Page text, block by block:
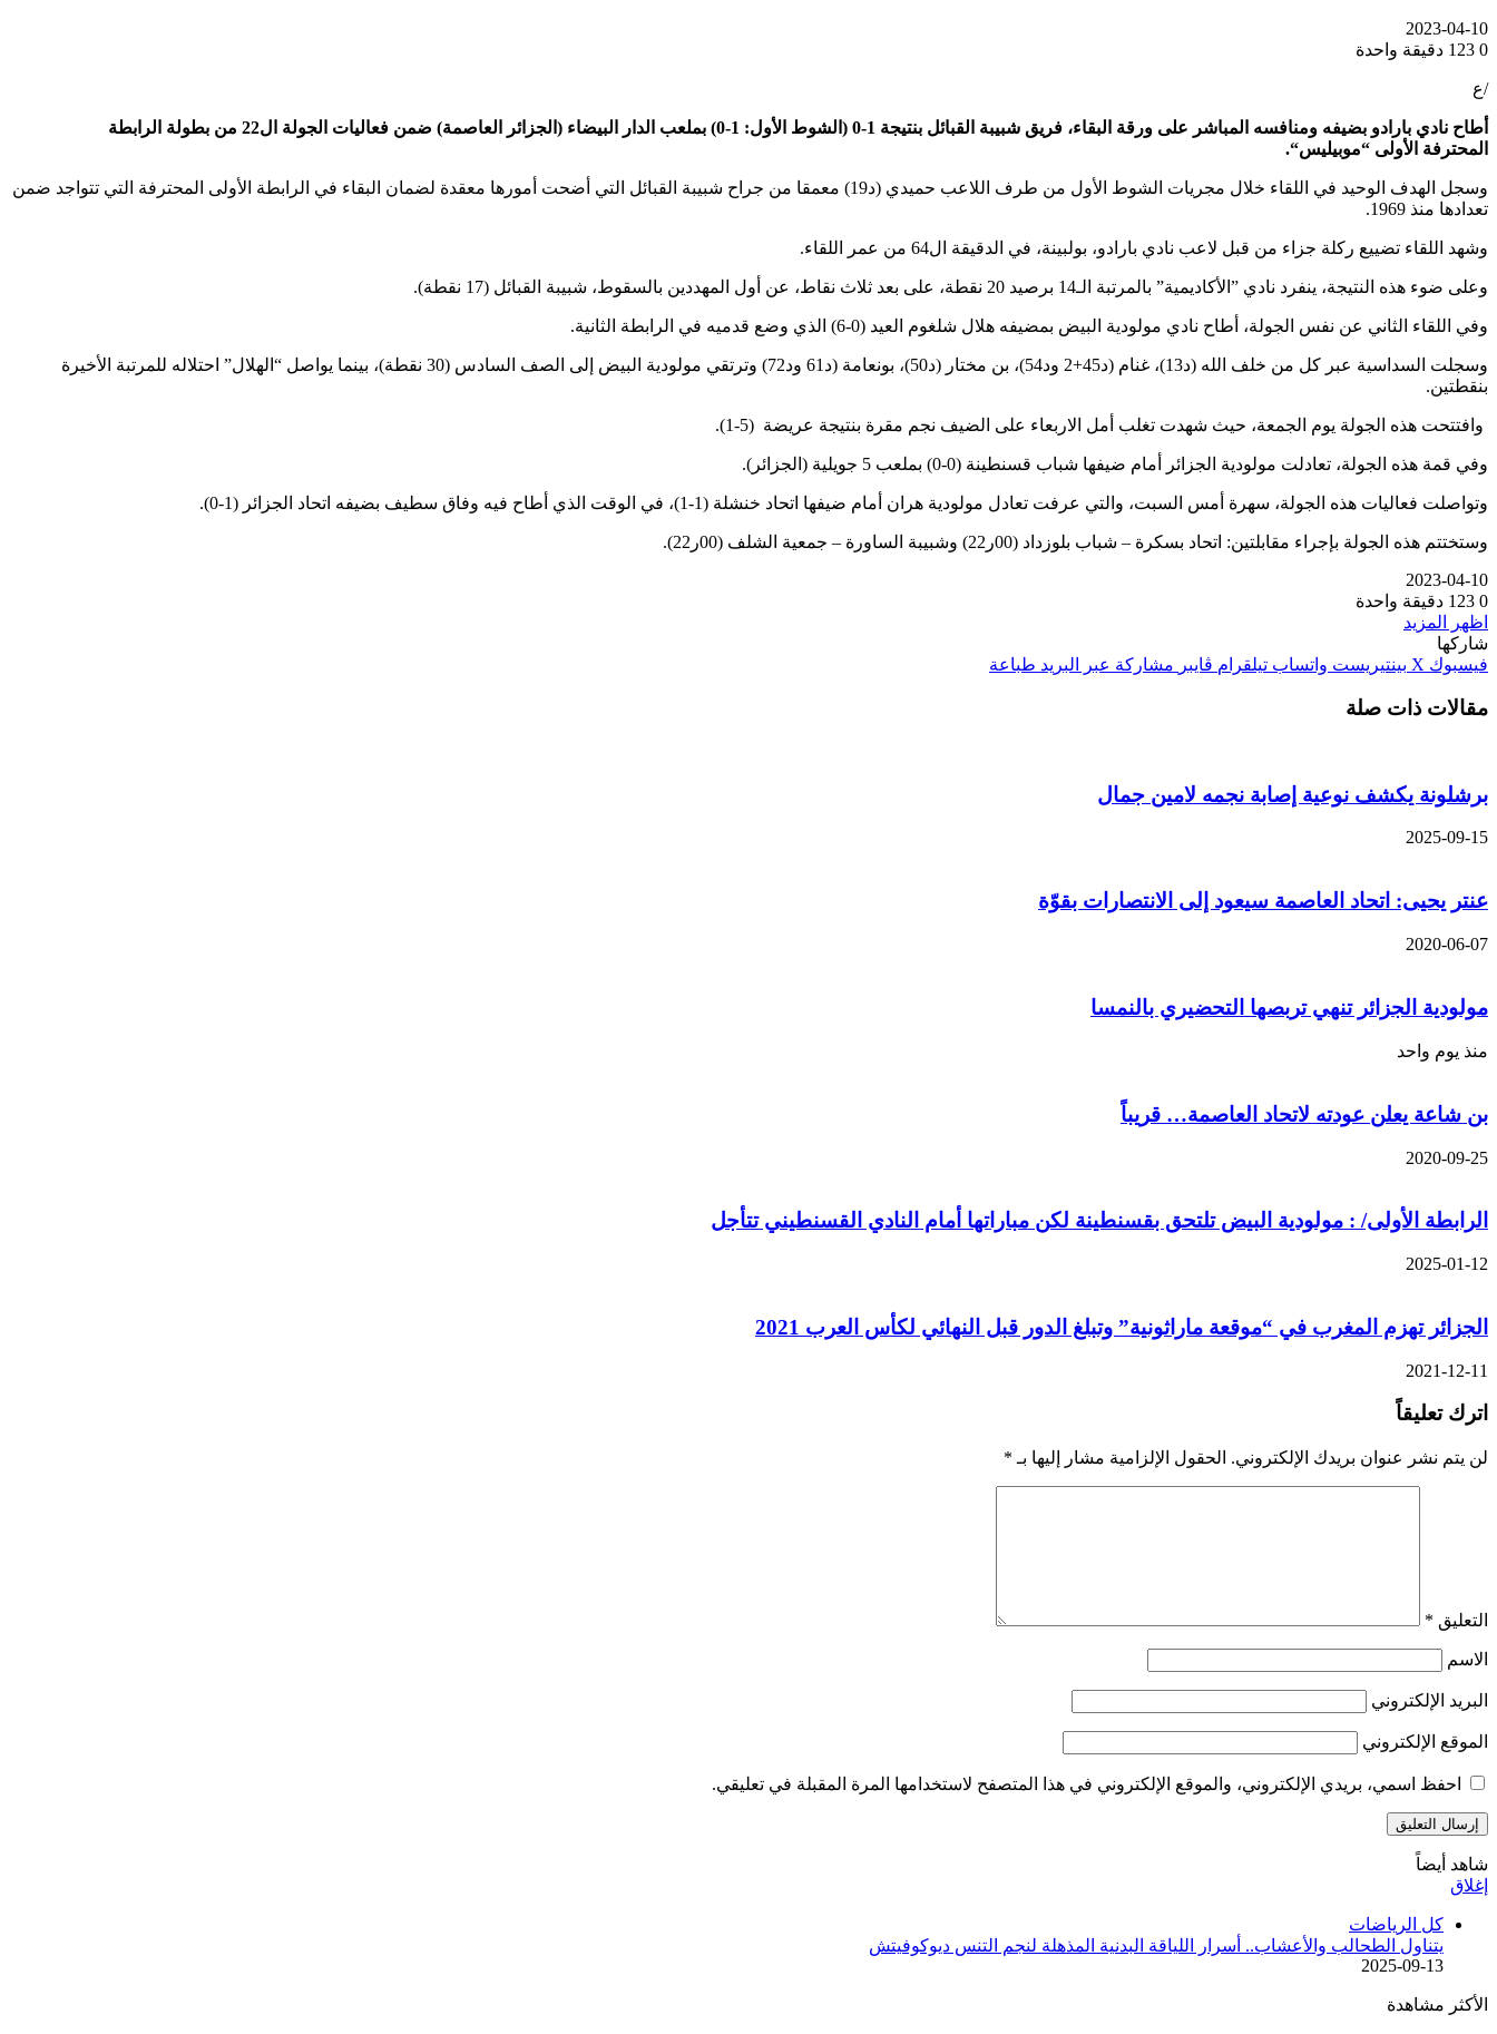
2023-04-10
0
دقيقة واحدة
/ع
أطاح نادي بارادو بضيفه ومنافسه المباشر على ورقة البقاء، فريق شبيبة القبائل بنتيجة 1-0 (الشوط الأول: 1-0) بملعب الدار
البيضاء (الجزائر العاصمة) ضمن فعاليات الجولة ال22 من بطولة الرابطة
المحترفة الأولى “موبيليس“.
وسجل الهدف الوحيد في اللقاء خلال مجريات الشوط الأول من طرف اللاعب حميدي (د19) معمقا من جراح شبيبة القبائل التي أضحت أمورها معقدة لضمان البقاء في الرابطة الأولى المحترفة التي تتواجد ضمن
تعدادها منذ 1969.
وشهد اللقاء تضييع ركلة جزاء من قبل لاعب نادي بارادو، بولبينة، في الدقيقة ال64 من عمر اللقاء.
وعلى ضوء هذه النتيجة، ينفرد نادي ”الأكاديمية” بالمرتبة الـ14 برصيد 20 نقطة، على بعد ثلاث نقاط، عن أول المهددين بالسقوط، شبيبة القبائل (17 نقطة).
وفي اللقاء الثاني عن نفس الجولة، أطاح نادي مولودية البيض بمضيفه هلال شلغوم العيد (0-6) الذي وضع قدميه في الرابطة الثانية.
وسجلت السداسية عبر كل من خلف الله (د13)، غنام (د45+2 ود54)، بن مختار (د50)، بونعامة (د61 ود72) وترتقي مولودية البيض إلى الصف السادس (30 نقطة)، بينما يواصل “الهلال” احتلاله للمرتبة الأخيرة
بنقطتين.
وافتتحت هذه الجولة يوم الجمعة، حيث شهدت تغلب أمل الاربعاء على الضيف نجم مقرة بنتيجة عريضة (5-1).
وفي قمة هذه الجولة، تعادلت مولودية الجزائر أمام ضيفها شباب قسنطينة (0-0) بملعب 5 جويلية (الجزائر).
وتواصلت فعاليات هذه الجولة، سهرة أمس السبت، والتي عرفت تعادل مولودية هران أمام ضيفها اتحاد خنشلة (1-1)، في الوقت الذي أطاح فيه وفاق سطيف بضيفه اتحاد الجزائر (1-0).
وستختتم هذه الجولة بإجراء مقابلتين: اتحاد بسكرة – شباب بلوزداد (00ر22) وشبيبة الساورة – جمعية الشلف (00ر22).
2023-04-10
0
دقيقة واحدة
اظهر المزيد
شاركها
فيسبوك ‫X بينتيريست واتساب تيلقرام ڤايبر مشاركة عبر البريد طباعة
مقالات ذات صلة
برشلونة يكشف نوعية إصابة نجمه لامين جمال
2025-09-15
عنتر يحيى: اتحاد العاصمة سيعود إلى الانتصارات بقوّة
2020-06-07
مولودية الجزائر تنهي تربصها التحضيري بالنمسا
منذ يوم واحد
بن شاعة يعلن عودته لاتحاد العاصمة… قريباً
2020-09-25
الرابطة الأولى/ : مولودية البيض تلتحق بقسنطينة لكن مباراتها أمام النادي القسنطيني تتأجل
2025-01-12
الجزائر تهزم المغرب في “موقعة ماراثونية” وتبلغ الدور قبل النهائي لكأس العرب 2021
2021-12-11
اترك تعليقاً
لن يتم نشر عنوان بريدك الإلكتروني. الحقول الإلزامية مشار إليها بـ *
التعليق *
الاسم
البريد الإلكتروني
الموقع الإلكتروني
احفظ اسمي، بريدي الإلكتروني، والموقع الإلكتروني في هذا المتصفح لاستخدامها المرة المقبلة في تعليقي.
شاهد أيضاً
إغلاق
كل الرياضات
يتناول الطحالب والأعشاب.. أسرار اللياقة البدنية المذهلة لنجم التنس ديوكوفيتش
2025-09-13
الأكثر مشاهدة